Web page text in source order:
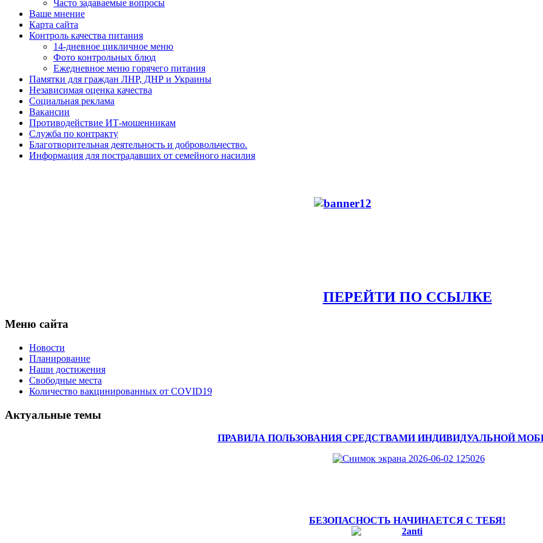
Часто задаваемые вопросы
Ваше мнение
Карта сайта
Контроль качества питания
14-дневное цикличное меню
Фото контрольных блюд
Ежедневное меню горячего питания
Памятки для граждан ЛНР, ДНР и Украины
Независимая оценка качества
Социальная реклама
Вакансии
Противодействие ИТ-мошенникам
Служба по контракту
Благотворительная деятельность и добровольчество.
Информация для пострадавших от семейного насилия
ПЕРЕЙТИ ПО ССЫЛКЕ
Меню сайта
Новости
Планирование
Наши достижения
Свободные места
Количество вакцинированных от COVID19
Актуальные темы
ПРАВИЛА ПОЛЬЗОВАНИЯ СРЕДСТВАМИ ИНДИВИДУАЛЬНОЙ
БЕЗОПАСНОСТЬ НАЧИНАЕТСЯ С ТЕБЯ!